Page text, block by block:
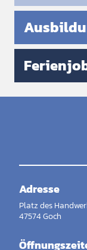
Adresse
Platz des
47574 Goch